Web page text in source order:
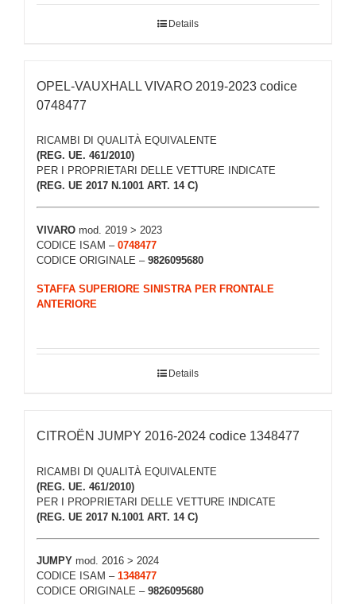
Details
OPEL-VAUXHALL VIVARO 2019-2023 codice
0748477
RICAMBI DI QUALITÀ EQUIVALENTE
(REG. UE. 461/2010)
PER I PROPRIETARI DELLE VETTURE INDICATE
(REG. UE 2017 N.1001 ART. 14 C)
VIVARO mod. 2019 > 2023
CODICE ISAM – 0748477
CODICE ORIGINALE – 9826095680
STAFFA SUPERIORE SINISTRA PER FRONTALE
ANTERIORE
Details
CITROËN JUMPY 2016-2024 codice 1348477
RICAMBI DI QUALITÀ EQUIVALENTE
(REG. UE. 461/2010)
PER I PROPRIETARI DELLE VETTURE INDICATE
(REG. UE 2017 N.1001 ART. 14 C)
JUMPY mod. 2016 > 2024
CODICE ISAM – 1348477
CODICE ORIGINALE – 9826095680